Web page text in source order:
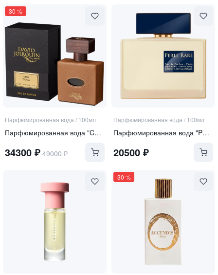
30 %
Парфюмированная вода / 100мл
Парфюмированная вода "Cuir Tabac"
34300 ₽ 49000₽
Парфюмированная вода / 100мл
Парфюмированная вода "Perle Rare"
20500₽
30 %